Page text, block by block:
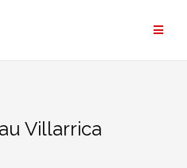
Villarrica